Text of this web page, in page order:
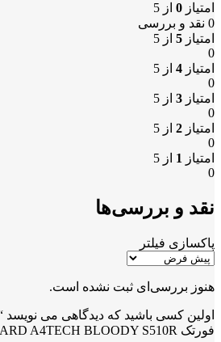
امتیاز 0 از 5
0 نقد و بررسی
امتیاز 5 از 5
0
امتیاز 4 از 5
0
امتیاز 3 از 5
0
امتیاز 2 از 5
0
امتیاز 1 از 5
0
نقد و بررسی‌ها
پاکسازی فیلتر
هنوز بررسی‌ای ثبت نشده است.
اولین کسی باشید که دیدگاهی می نویسد
فورتک GAMING KEYBOARD A4TECH BLOODY S510R”